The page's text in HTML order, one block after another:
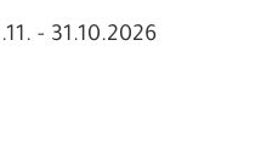
- 31.10.2026